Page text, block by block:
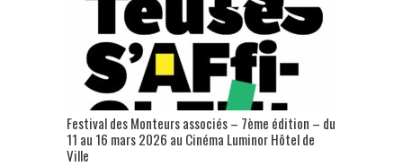
Festival des Monteurs associés – 7ème édition – du
11 au 16 mars 2026 au Cinéma Luminor Hôtel de
Ville